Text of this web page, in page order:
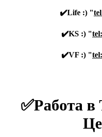
✔️Life :) "
✔️KS :) "
✔️VF :) "
✅Работа